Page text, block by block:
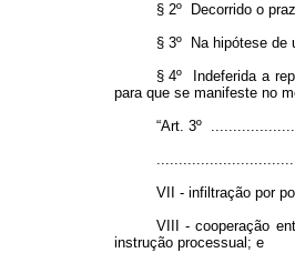
§ 2º Decorrido o
§ 3º Na hipótese de
§ 4º Indeferida a
para que se manifeste no
“Art. 3º
VII - infiltração por
VIII - cooperação
instrução processual; e